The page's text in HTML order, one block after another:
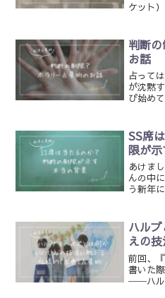
ケット
結果は
で……。
判断
お話
占って
が沈黙
び始め
践にも
ャート
SS席
限が
あけま
んの中
う新年
界では
ら。今
ハル
えの
前回、
書いた
──ハル